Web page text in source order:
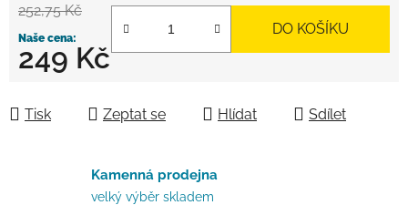
252,75 Kč
249 Kč
DO KOŠÍKU
Tisk Zeptat se Hlídat Sdílet
Kamenná prodejna
velký výběr skladem